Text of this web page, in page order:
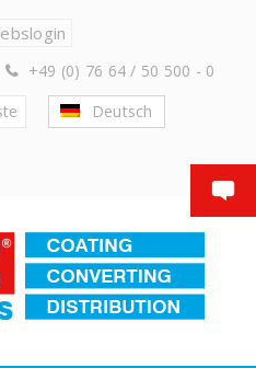
+49 (0) 76 64 / 50 500 - 0
Deutsch